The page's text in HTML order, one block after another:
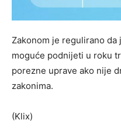
Zakonom je regulirano
moguće podnijeti u roku
porezne uprave ako nije
zakonima.
(Klix)